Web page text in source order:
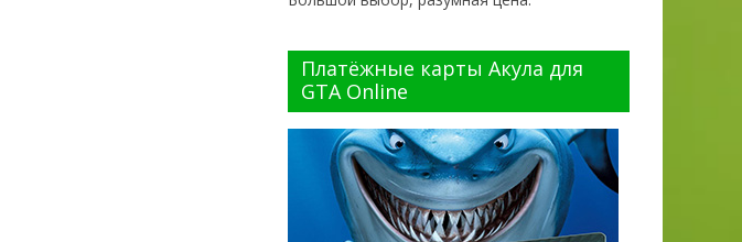
Платёжные карты Акула для
GTA Online